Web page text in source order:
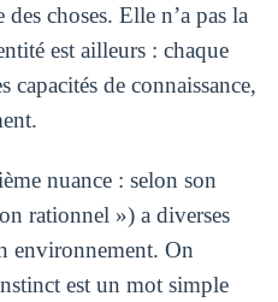
des choses. Elle n’a pas la
est ailleurs : chaque
capacités de connaissance,
nuance : selon son
rationnel ») a diverses
environnement. On
est un mot simple